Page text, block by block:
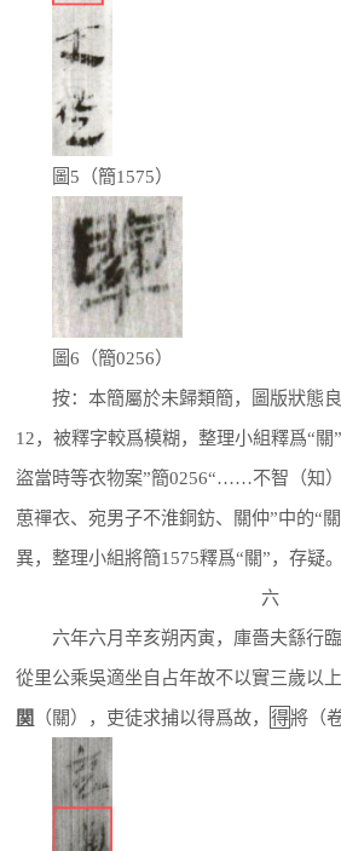
圖5（簡1575）
圖6（簡0256）
按：本簡屬於未歸類簡，圖版狀態良
12，被釋字較爲模糊，整理小組釋爲“關
盜當時等衣物案”簡0256“……不智（知
葸禪衣、宛男子不淮銅鈁、關仲”中的“
異，整理小組將簡1575釋爲“關”，存疑。
六
六年六月辛亥朔丙寅，庫嗇夫䌛行臨
從里公乘吳適坐自占年故不以實三歲以
関
（關），吏徒求捕以得爲故， 得將（